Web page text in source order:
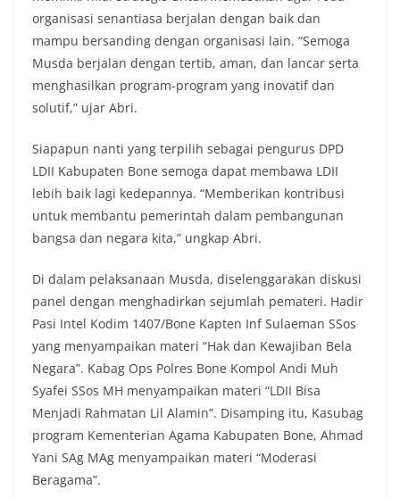
organisasi senantiasa berjalan dengan baik dan
mampu bersanding dengan organisasi lain. “Semoga
Musda berjalan dengan tertib, aman, dan lancar serta
menghasilkan program-program yang inovatif dan
solutif,” ujar Abri.
Siapapun nanti yang terpilih sebagai pengurus DPD
LDII Kabupaten Bone semoga dapat membawa LDII
lebih baik lagi kedepannya. “Memberikan kontribusi
untuk membantu pemerintah dalam pembangunan
bangsa dan negara kita,” ungkap Abri.
Di dalam pelaksanaan Musda, diselenggarakan diskusi
panel dengan menghadirkan sejumlah pemateri. Hadir
Pasi Intel Kodim 1407/Bone Kapten Inf Sulaeman SSos
yang menyampaikan materi “Hak dan Kewajiban Bela
Negara”. Kabag Ops Polres Bone Kompol Andi Muh
Syafei SSos MH menyampaikan materi “LDII Bisa
Menjadi Rahmatan Lil Alamin”. Disamping itu, Kasubag
program Kementerian Agama Kabupaten Bone, Ahmad
Yani SAg MAg menyampaikan materi “Moderasi
Beragama”.